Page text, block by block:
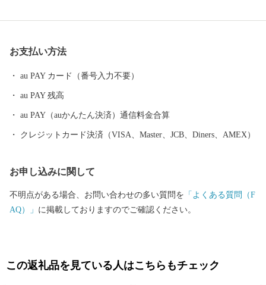
然の中で暮らす市民の笑顔をいつまでも育むために、このたび
り、その財源をもとに、本市が将来像として掲げる「夢かがや
き 絆でむすぶ 元気創造のまち 尾花沢」を実現してまいりま
す。また、本市の返礼品を通じて全国の皆様に喜んでいただくと
お支払い方法
au PAY カード（番号入力不要）
au PAY 残高
au PAY（auかんたん決済）通信料金合算
クレジットカード決済（VISA、Master、JCB、Diners、AMEX）
お申し込みに関して
不明点がある場合、お問い合わせの多い質問を 「よくある質問（F
AQ）」 に掲載しておりますのでご確認ください。
この返礼品を見ている人はこちらもチェック